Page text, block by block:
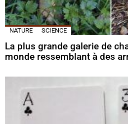
NATURE SCIENCE
La plus grande galerie de
monde ressemblant à des